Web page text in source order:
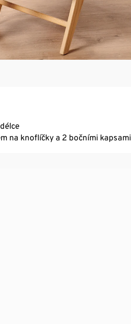
na knoflíčky a 2 bočními kapsami